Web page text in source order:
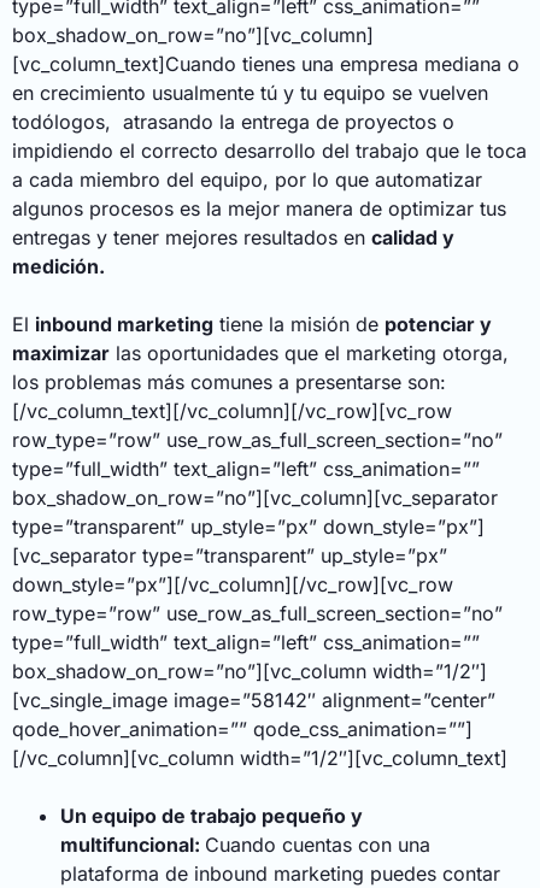
type=”full_width” text_align=”left” css_animation=””
box_shadow_on_row=”no”][vc_column]
[vc_column_text]Cuando tienes una empresa mediana o
en crecimiento usualmente tú y tu equipo se vuelven
todólogos, atrasando la entrega de proyectos o
impidiendo el correcto desarrollo del trabajo que le toca
a cada miembro del equipo, por lo que automatizar
algunos procesos es la mejor manera de optimizar tus
entregas y tener mejores resultados en calidad y
medición.
El inbound marketing tiene la misión de potenciar y
maximizar las oportunidades que el marketing otorga,
los problemas más comunes a presentarse son:
[/vc_column_text][/vc_column][/vc_row][vc_row
row_type=”row” use_row_as_full_screen_section=”no”
type=”full_width” text_align=”left” css_animation=””
box_shadow_on_row=”no”][vc_column][vc_separator
type=”transparent” up_style=”px” down_style=”px”]
[vc_separator type=”transparent” up_style=”px”
down_style=”px”][/vc_column][/vc_row][vc_row
row_type=”row” use_row_as_full_screen_section=”no”
type=”full_width” text_align=”left” css_animation=””
box_shadow_on_row=”no”][vc_column width=”1/2″]
[vc_single_image image=”58142″ alignment=”center”
qode_hover_animation=”” qode_css_animation=””]
[/vc_column][vc_column width=”1/2″][vc_column_text]
Un equipo de trabajo pequeño y
multifuncional: Cuando cuentas con una
plataforma de inbound marketing puedes contar